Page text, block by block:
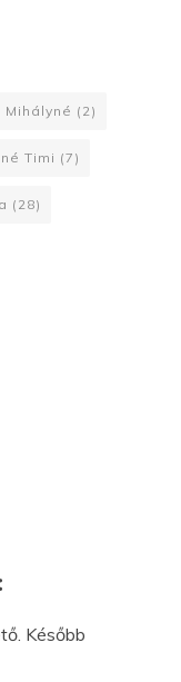
Mihályné (2)
Timi (7)
(28)
Később